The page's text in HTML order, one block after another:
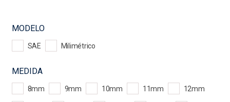
MODELO
SAE Milimétrico
MEDIDA
8mm 9mm 10mm 11mm 12mm